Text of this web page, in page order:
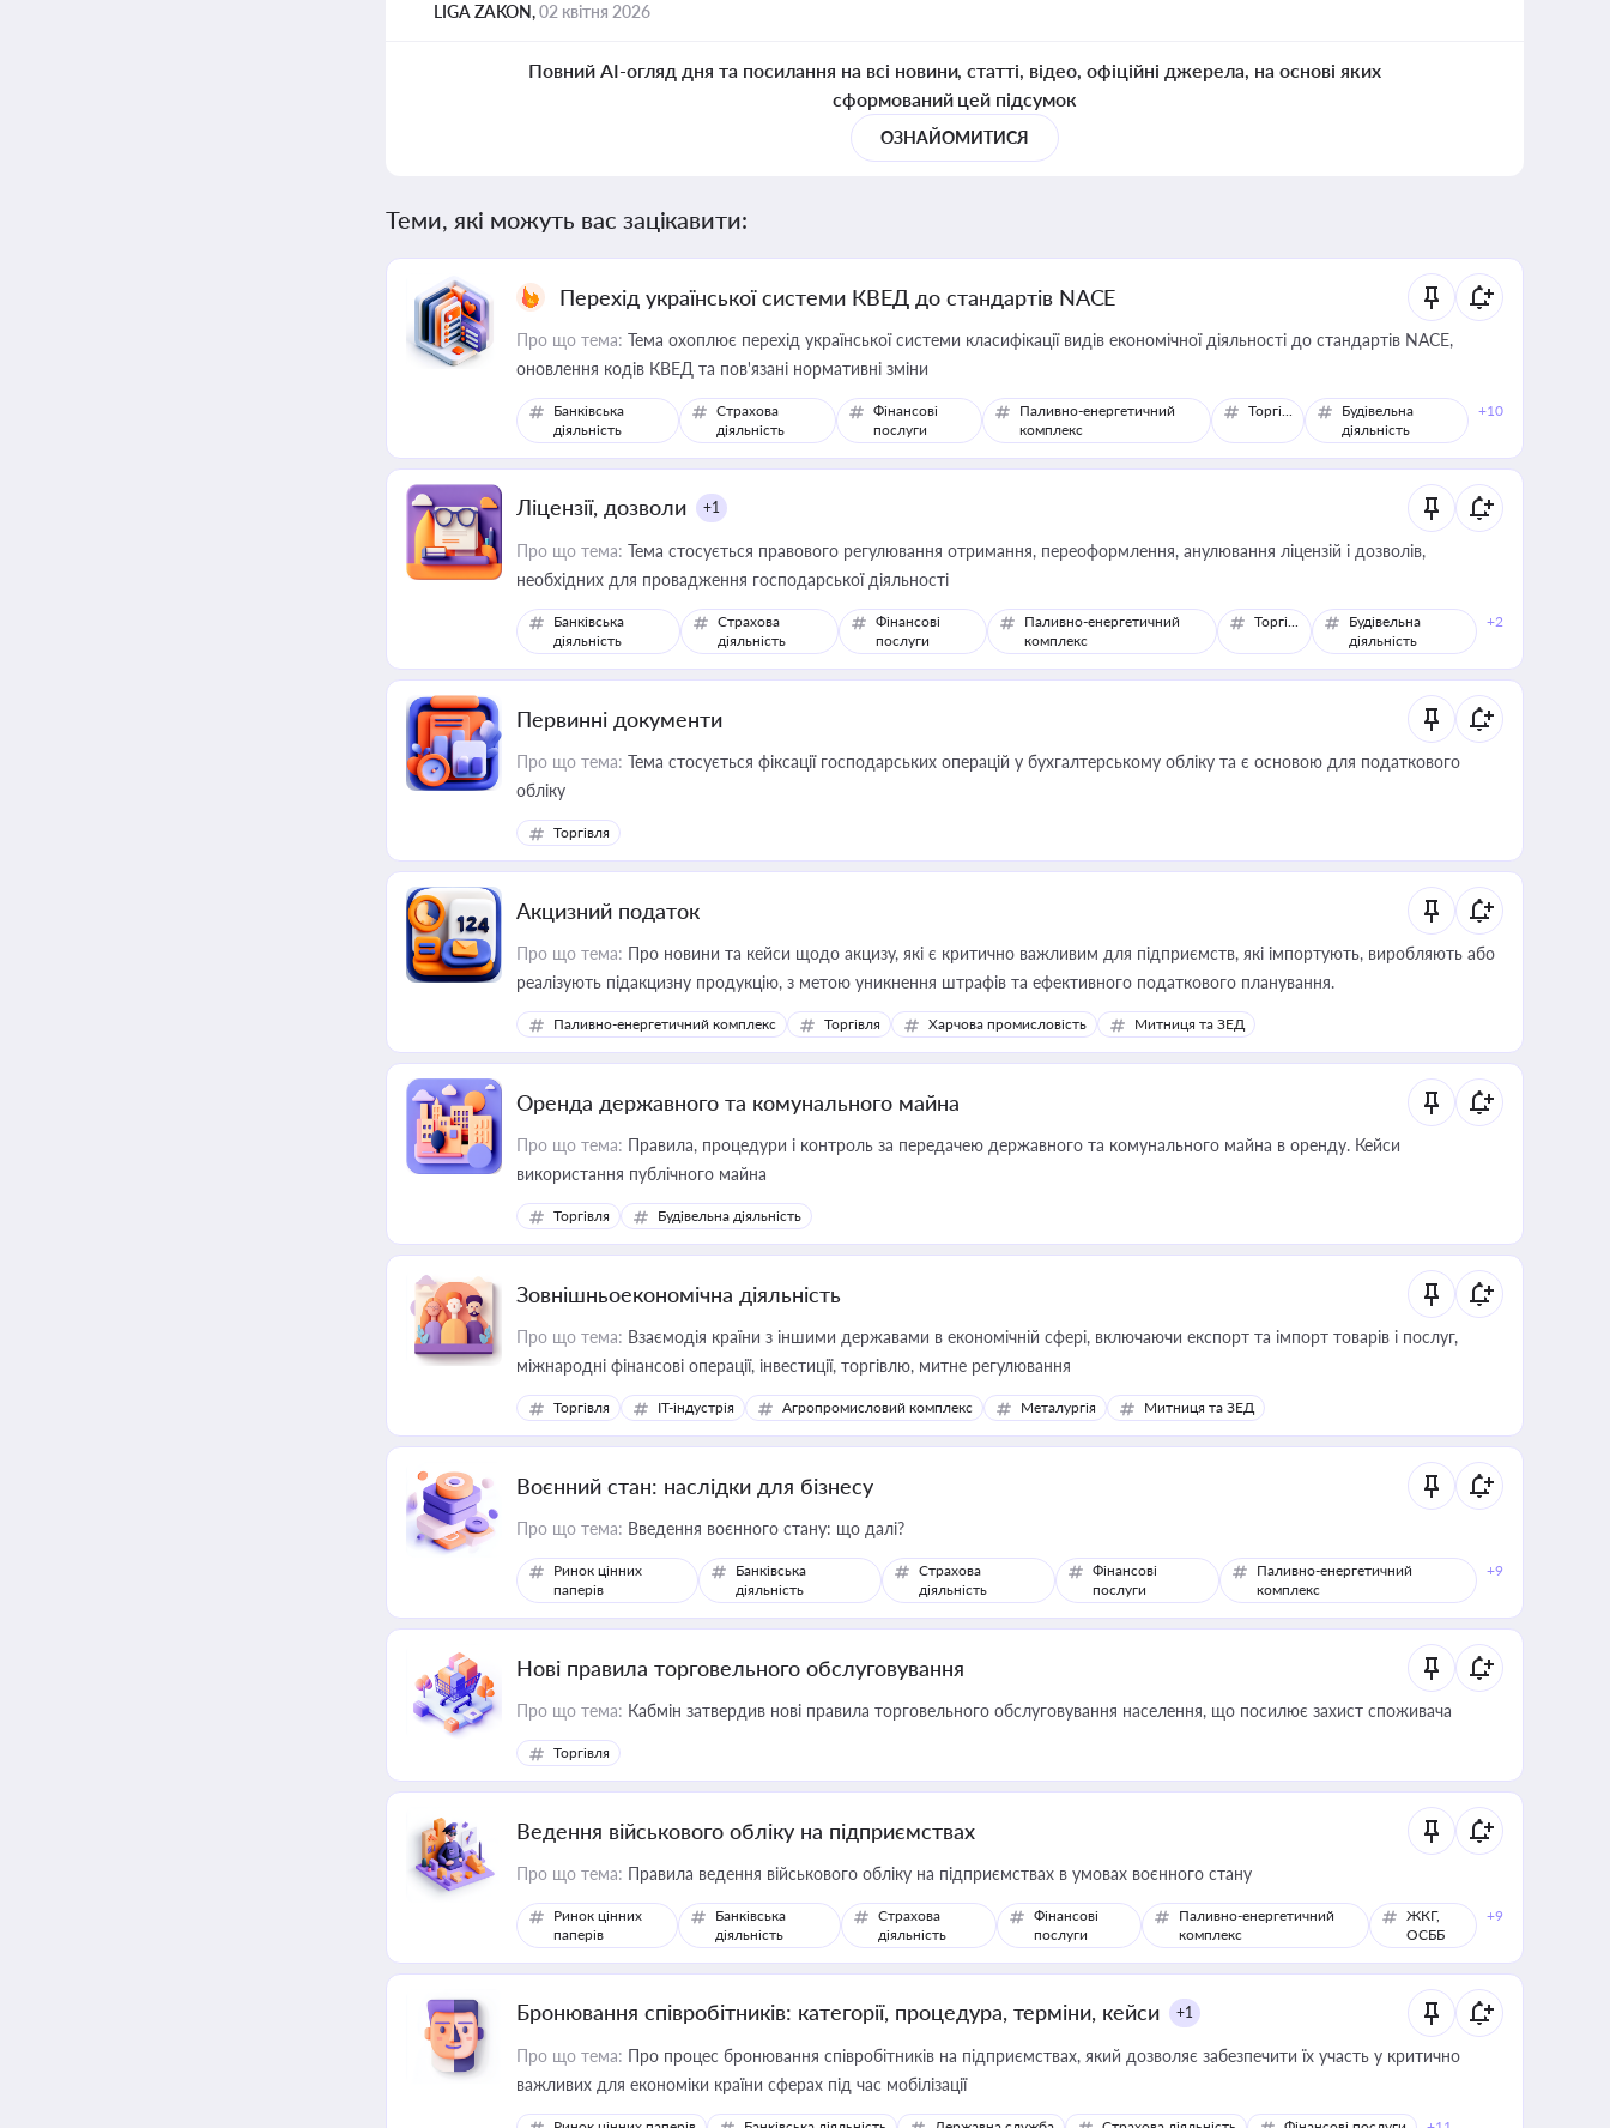
LIGA ZAKON,02 квітня 2026
Повний AI-огляд дня та посилання на всі новини, статті, відео, офіційні джерела, на основі яких
сформований цей підсумок
ОЗНАЙОМИТИСЯ
Теми, які можуть вас зацікавити:
Перехід української системи КВЕД до стандартів NACE
Про що тема: Тема охоплює перехід української системи класифікації видів економічної діяльності до стандартів NACE,
оновлення кодів КВЕД та пов'язані нормативні зміни
Банківська
діяльність
Страхова
діяльність
Фінансові
послуги
Паливно-енергетичний
комплекс
Торгівля
Будівельна
діяльність
+10
Ліцензії, дозволи +1
Про що тема: Тема стосується правового регулювання отримання, переоформлення, анулювання ліцензій і дозволів,
необхідних для провадження господарської діяльності
Банківська
діяльність
Страхова
діяльність
Фінансові
послуги
Паливно-енергетичний
комплекс
Торгівля
Будівельна
діяльність
+2
Первинні документи
Про що тема: Тема стосується фіксації господарських операцій у бухгалтерському обліку та є основою для податкового
обліку
Торгівля
Акцизний податок
Про що тема: Про новини та кейси щодо акцизу, які є критично важливим для підприємств, які імпортують, виробляють або
реалізують підакцизну продукцію, з метою уникнення штрафів та ефективного податкового планування.
Паливно-енергетичний комплекс Торгівля Харчова промисловість Митниця та ЗЕД
Оренда державного та комунального майна
Про що тема: Правила, процедури і контроль за передачею державного та комунального майна в оренду. Кейси
використання публічного майна
Торгівля Будівельна діяльність
Зовнішньоекономічна діяльність
Про що тема: Взаємодія країни з іншими державами в економічній сфері, включаючи експорт та імпорт товарів і послуг,
міжнародні фінансові операції, інвестиції, торгівлю, митне регулювання
Торгівля IT-індустрія Агропромисловий комплекс Металургія Митниця та ЗЕД
Воєнний стан: наслідки для бізнесу
Про що тема: Введення воєнного стану: що далі?
Ринок цінних
паперів
Банківська
діяльність
Страхова
діяльність
Фінансові
послуги
Паливно-енергетичний
комплекс
+9
Нові правила торговельного обслуговування
Про що тема: Кабмін затвердив нові правила торговельного обслуговування населення, що посилює захист споживача
Торгівля
Ведення військового обліку на підприємствах
Про що тема: Правила ведення військового обліку на підприємствах в умовах воєнного стану
Ринок цінних
паперів
Банківська
діяльність
Страхова
діяльність
Фінансові
послуги
Паливно-енергетичний
комплекс
ЖКГ,
ОСББ
+9
Бронювання співробітників: категорії, процедура, терміни, кейси +1
Про що тема: Про процес бронювання співробітників на підприємствах, який дозволяє забезпечити їх участь у критично
важливих для економіки країни сферах під час мобілізації